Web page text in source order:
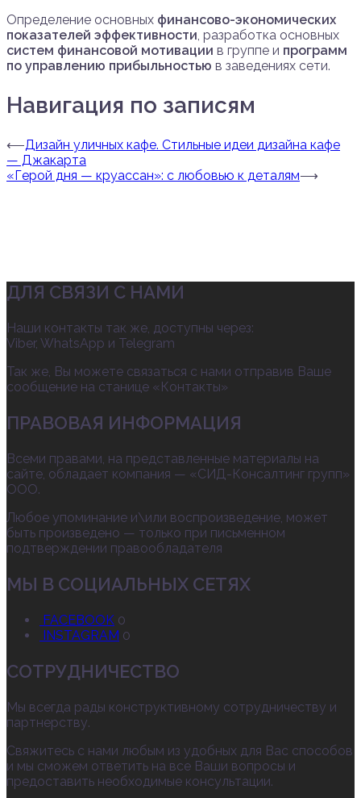
Определение основных финансово-экономических
показателей эффективности , разработка основных
систем финансовой мотивации в группе и программ
по управлению прибыльностью в заведениях сети.
Навигация по записям
⟵Дизайн уличных кафе. Стильные идеи дизайна кафе
— Джакарта
«Герой дня — круассан»: с любовью к деталям⟶
ДЛЯ СВЯЗИ С НАМИ
Наши контакты так же, доступны через:
Viber, WhatsApp и Telegram
Так же, Вы можете связаться с нами отправив Ваше
сообщение на станице «Контакты»
ПРАВОВАЯ ИНФОРМАЦИЯ
Всеми правами, на представленные материалы на
сайте, обладает компания — «СИД-Консалтинг групп»
ООО.
Любое упоминание и\или воспроизведение, может
быть произведено — только при письменном
подтверждении правообладателя
МЫ В СОЦИАЛЬНЫХ СЕТЯХ
FACEBOOK 0
INSTAGRAM 0
СОТРУДНИЧЕСТВО
Мы всегда рады конструктивному сотрудничеству и
партнерству.
Свяжитесь с нами любым из удобных для Вас способов
и мы сможем ответить на все Ваши вопросы и
предоставить необходимые консультации.